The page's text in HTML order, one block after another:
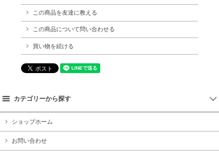
この商品を友達に教える
この商品について問い合わせる
買い物を続ける
カテゴリーから探す
ショップホーム
お問い合わせ